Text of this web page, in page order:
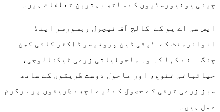
چینی یونیورسٹیوں کے ساتھ بہترین تعلقات ہیں۔
انوائرمنٹ کے ڈپٹی ڈین پروفیسر ڈاکٹر کائی کھن
چنگ نے کہا کہ وہ ماحولیاتی زرعی ٹیکنالوجی،
حیاتیاتی تنوع، اور ماحول دوست طریقوں کے ساتھ
سبز زرعی ترقی کے حصول کے لیے اچھے طریقوں پر سرگرم
عمل ہیں۔